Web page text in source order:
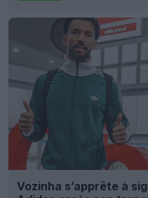
Vozinha s’apprête à